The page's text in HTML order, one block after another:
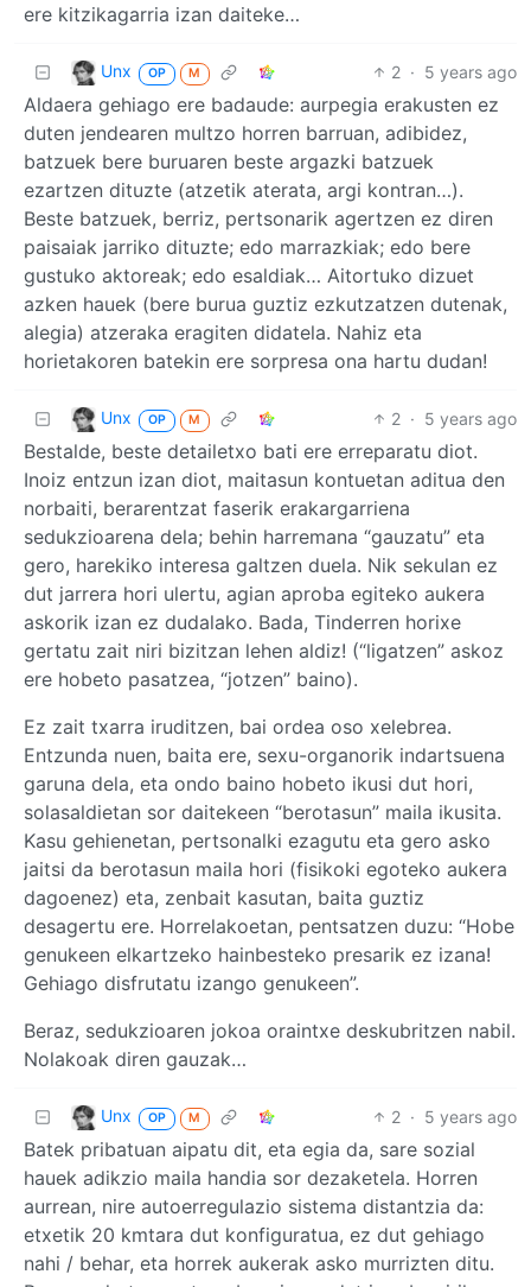
ere kitzikagarria izan daiteke…
Unx OP M 2 · 5 years ago
Aldaera gehiago ere badaude: aurpegia erakusten ez
duten jendearen multzo horren barruan, adibidez,
batzuek bere buruaren beste argazki batzuek
ezartzen dituzte (atzetik aterata, argi kontran…).
Beste batzuek, berriz, pertsonarik agertzen ez diren
paisaiak jarriko dituzte; edo marrazkiak; edo bere
gustuko aktoreak; edo esaldiak… Aitortuko dizuet
azken hauek (bere burua guztiz ezkutzatzen dutenak,
alegia) atzeraka eragiten didatela. Nahiz eta
horietakoren batekin ere sorpresa ona hartu dudan!
Unx OP M 2 · 5 years ago
Bestalde, beste detailetxo bati ere erreparatu diot.
Inoiz entzun izan diot, maitasun kontuetan aditua den
norbaiti, berarentzat faserik erakargarriena
sedukzioarena dela; behin harremana “gauzatu” eta
gero, harekiko interesa galtzen duela. Nik sekulan ez
dut jarrera hori ulertu, agian aproba egiteko aukera
askorik izan ez dudalako. Bada, Tinderren horixe
gertatu zait niri bizitzan lehen aldiz! (“ligatzen” askoz
ere hobeto pasatzea, “jotzen” baino).
Ez zait txarra iruditzen, bai ordea oso xelebrea.
Entzunda nuen, baita ere, sexu-organorik indartsuena
garuna dela, eta ondo baino hobeto ikusi dut hori,
solasaldietan sor daitekeen “berotasun” maila ikusita.
Kasu gehienetan, pertsonalki ezagutu eta gero asko
jaitsi da berotasun maila hori (fisikoki egoteko aukera
dagoenez) eta, zenbait kasutan, baita guztiz
desagertu ere. Horrelakoetan, pentsatzen duzu: “Hobe
genukeen elkartzeko hainbesteko presarik ez izana!
Gehiago disfrutatu izango genukeen”.
Beraz, sedukzioaren jokoa oraintxe deskubritzen nabil.
Nolakoak diren gauzak…
Unx OP M 2 · 5 years ago
Batek pribatuan aipatu dit, eta egia da, sare sozial
hauek adikzio maila handia sor dezaketela. Horren
aurrean, nire autoerregulazio sistema distantzia da:
etxetik 20 kmtara dut konfiguratua, ez dut gehiago
nahi / behar, eta horrek aukerak asko murrizten ditu.